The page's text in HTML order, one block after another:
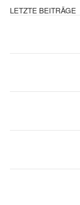
LETZTE BEITRÄGE